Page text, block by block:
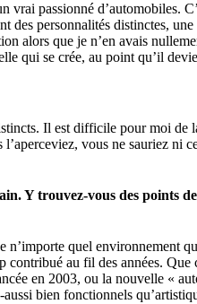
passionné d’automobiles.
des personnalités distinctes,
alors que je n’en avais
qui se crée, au point qu’il
Il est difficile pour moi de
vous ne sauriez ni
Y trouvez-vous des points
quel environnement
au fil des années.
en 2003, ou la nouvelle «
bien fonctionnels